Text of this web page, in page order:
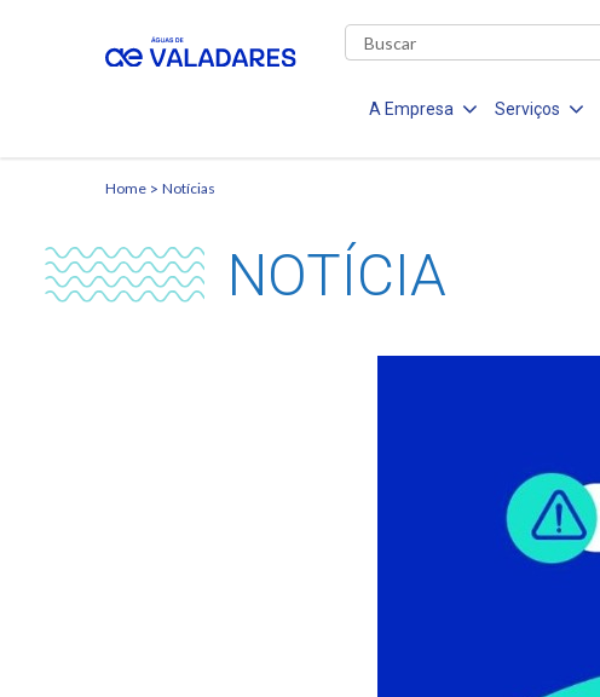
A Empresa Serviços
Home Notícias
NOTÍCIA